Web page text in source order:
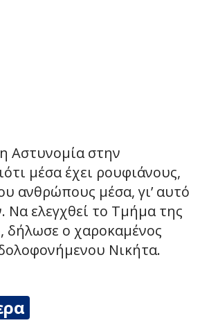
Αστυνομία στην
μέσα έχει ρουφιάνους,
ανθρώπους μέσα, γι’ αυτό
Να ελεγχθεί το Τμήμα της
δήλωσε ο χαροκαμένος
Νικήτα.